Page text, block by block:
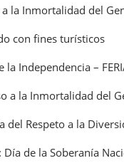
la Inmortalidad del
con fines turísticos
Independencia –
a la Inmortalidad del
del Respeto a la
de la Soberanía